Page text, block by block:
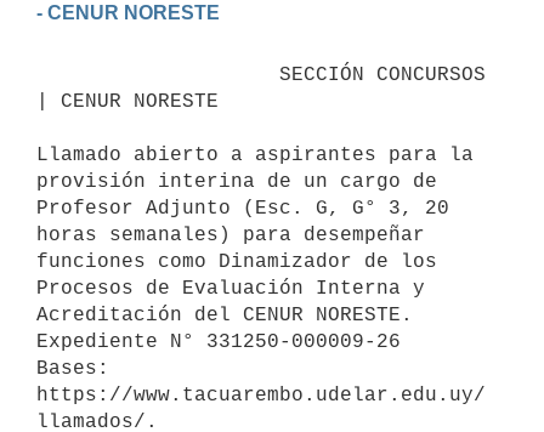
| CENUR NORESTE
Llamado abierto a aspirantes para la
provisión interina de un cargo de
Profesor Adjunto (Esc. G, G° 3, 20
horas semanales) para desempeñar
funciones como Dinamizador de los
Procesos de Evaluación Interna y
Acreditación del CENUR NORESTE.
Expediente N° 331250-000009-26
Bases:
https://www.tacuarembo.udelar.edu.uy/
llamados/.